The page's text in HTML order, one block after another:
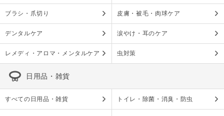
ブラシ・爪切り 皮膚・被毛・肉球ケア
デンタルケア 涙やけ・耳のケア
レメディ・アロマ・メンタルケア 虫対策
日用品・雑貨
すべての日用品・雑貨 トイレ・除菌・消臭・防虫